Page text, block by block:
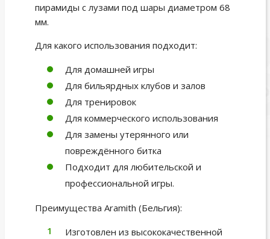
пирамиды с лузами под шары диаметром 68
мм.
Для какого использования подходит:
Для домашней игры
Для бильярдных клубов и залов
Для тренировок
Для коммерческого использования
Для замены утерянного или
повреждённого битка
Подходит для любительской и
профессиональной игры.
Преимущества Aramith (Бельгия):
Изготовлен из высококачественной